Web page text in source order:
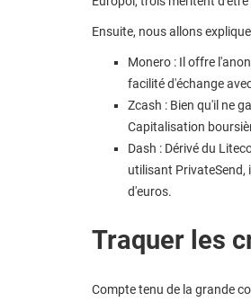
Ensuite, nous allons
Monero : Il offre
facilité d'échange
Zcash : Bien qu'il ne
Capitalisation
Dash : Dérivé du
utilisant PrivateSend,
d'euros.
Traquer les
Compte tenu de la grande